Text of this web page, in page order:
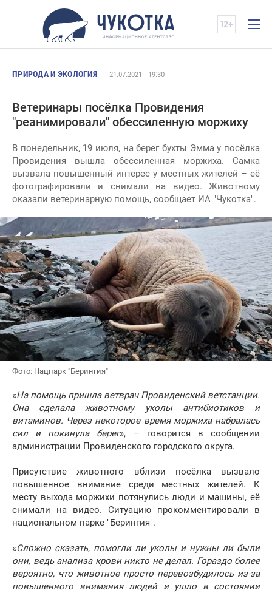
ПРИРОДА И ЭКОЛОГИЯ 21.07.2021 19:30
Ветеринары посёлка Провидения
"реанимировали" обессиленную моржиху
В понедельник, 19 июля, на берег бухты Эмма у посёлка
Провидения вышла обессиленная моржиха. Самка
вызвала повышенный интерес у местных жителей – её
фотографировали и снимали на видео. Животному
оказали ветеринарную помощь, сообщает ИА "Чукотка".
Фото: Нацпарк "Берингия"
«На помощь пришла ветврач Провиденский ветстанции.
Она сделала животному уколы антибиотиков и
витаминов. Через некоторое время моржиха набралась
сил и покинула берег», – говорится в сообщении
администрации Провиденского городского округа.
Присутствие животного вблизи посёлка вызвало
повышенное внимание среди местных жителей. К
месту выхода моржихи потянулись люди и машины, её
снимали на видео. Ситуацию прокомментировали в
национальном парке "Берингия".
«Сложно сказать, помогли ли уколы и нужны ли были
они, ведь анализа крови никто не делал. Гораздо более
вероятно, что животное просто перевозбудилось из-за
повышенного внимания людей и ушло в состоянии